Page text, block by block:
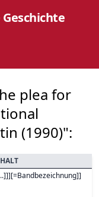
plea for
(1990)":
]